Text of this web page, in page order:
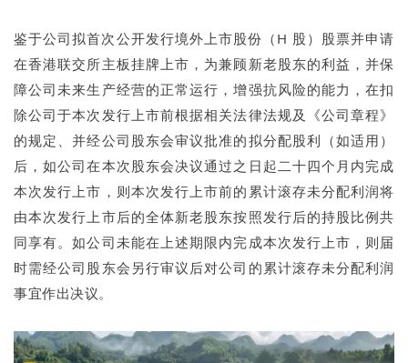
鉴于公司拟首次公开发行境外上市股份（H 股）股票并申请
在香港联交所主板挂牌上市，为兼顾新老股东的利益，并保
障公司未来生产经营的正常运行，增强抗风险的能力，在扣
除公司于本次发行上市前根据相关法律法规及《公司章程》
的规定、并经公司股东会审议批准的拟分配股利（如适用）
后，如公司在本次股东会决议通过之日起二十四个月内完成
本次发行上市，则本次发行上市前的累计滚存未分配利润将
由本次发行上市后的全体新老股东按照发行后的持股比例共
同享有。如公司未能在上述期限内完成本次发行上市，则届
时需经公司股东会另行审议后对公司的累计滚存未分配利润
事宜作出决议。